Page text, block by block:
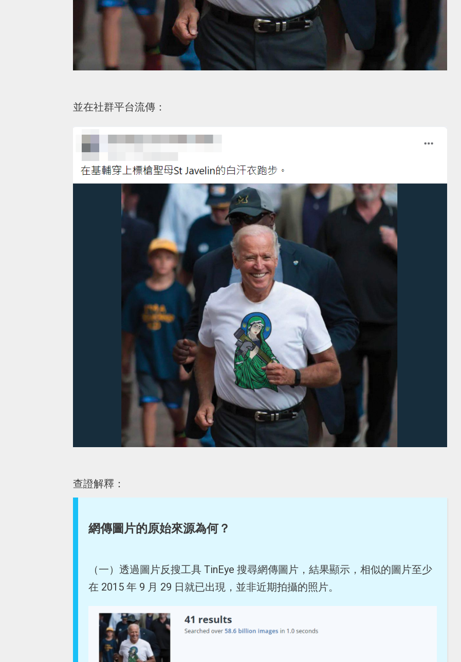
並在社群平台流傳：
查證解釋：
網傳圖片的原始來源為何？
（一）透過圖片反搜工具 TinEye 搜尋網傳圖片，結果顯示，相似的圖片至少
在 2015 年 9 月 29 日就已出現，並非近期拍攝的照片。